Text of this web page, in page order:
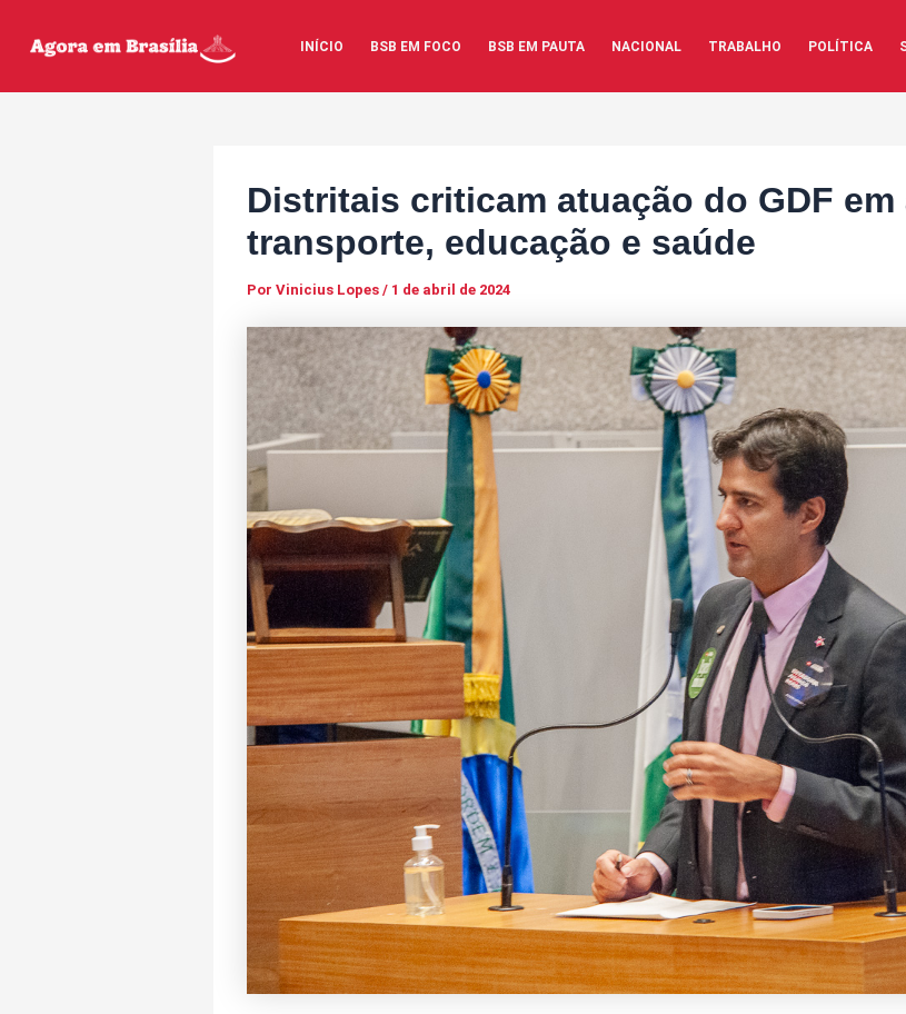
INÍCIO BSB EM FOCO BSB EM PAUTA NACIONAL TRABALHO POLÍTICA
Distritais criticam atuação do GDF em
transporte, educação e saúde
Por Vinicius Lopes / 1 de abril de 2024
navigation